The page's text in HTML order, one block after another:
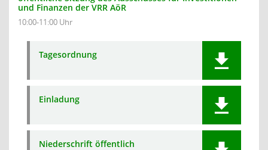
und Finanzen der VRR AöR
10:00-11:00 Uhr
Tagesordnung
Einladung
Niederschrift öffentlich